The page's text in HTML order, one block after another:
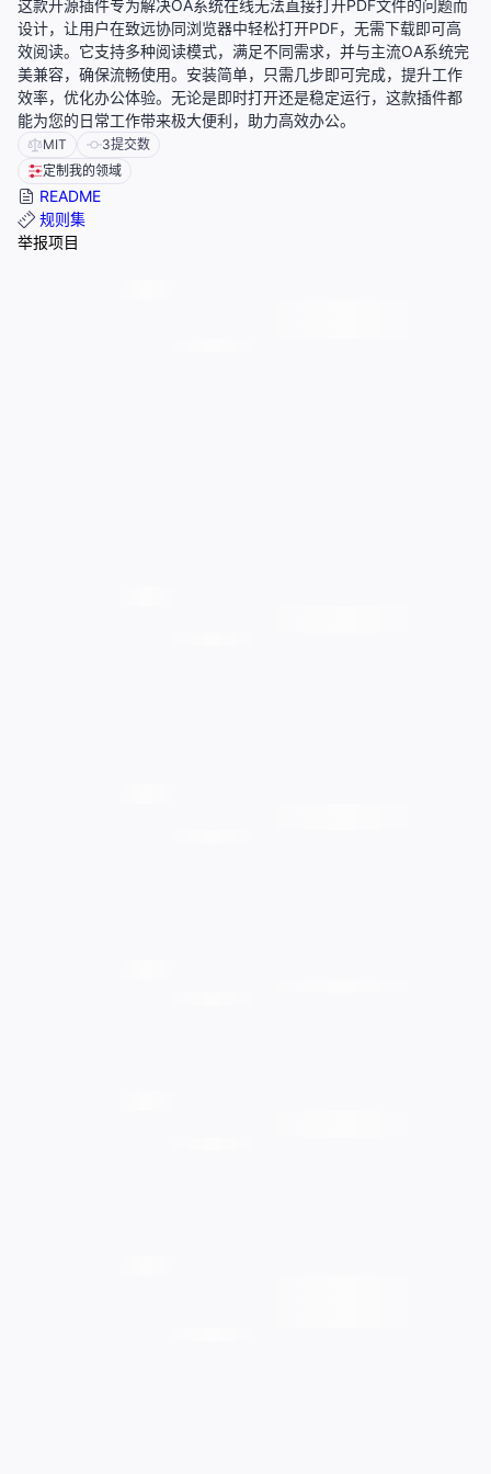
这款开源插件专为解决OA系统在线无法直接打开PDF文件的问题而
设计，让用户在致远协同浏览器中轻松打开PDF，无需下载即可高
效阅读。它支持多种阅读模式，满足不同需求，并与主流OA系统完
美兼容，确保流畅使用。安装简单，只需几步即可完成，提升工作
效率，优化办公体验。无论是即时打开还是稳定运行，这款插件都
能为您的日常工作带来极大便利，助力高效办公。
MIT 3提交数
定制我的领域
README
规则集
举报项目